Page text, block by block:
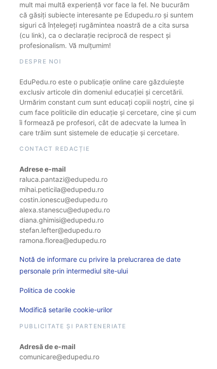
mult mai multă experiență vor face la fel. Ne bucurăm
că găsiți subiecte interesante pe Edupedu.ro și suntem
siguri că înțelegeți rugămintea noastră de a cita sursa
(cu link), ca o declarație reciprocă de respect și
profesionalism. Vă mulțumim!
DESPRE NOI
EduPedu.ro este o publicație online care găzduiește
exclusiv articole din domeniul educației și cercetării.
Urmărim constant cum sunt educați copiii noștri, cine și
cum face politicile din educație și cercetare, cine și cum
îi formează pe profesori, cât de adecvate la lumea în
care trăim sunt sistemele de educație și cercetare.
CONTACT REDACȚIE
Adrese e-mail
raluca.pantazi@edupedu.ro
mihai.peticila@edupedu.ro
costin.ionescu@edupedu.ro
alexa.stanescu@edupedu.ro
diana.ghimisi@edupedu.ro
stefan.lefter@edupedu.ro
ramona.florea@edupedu.ro
Notă de informare cu privire la prelucrarea de date
personale prin intermediul site-ului
Politica de cookie
Modifică setarile cookie-urilor
PUBLICITATE ȘI PARTENERIATE
Adresă de e-mail
comunicare@edupedu.ro